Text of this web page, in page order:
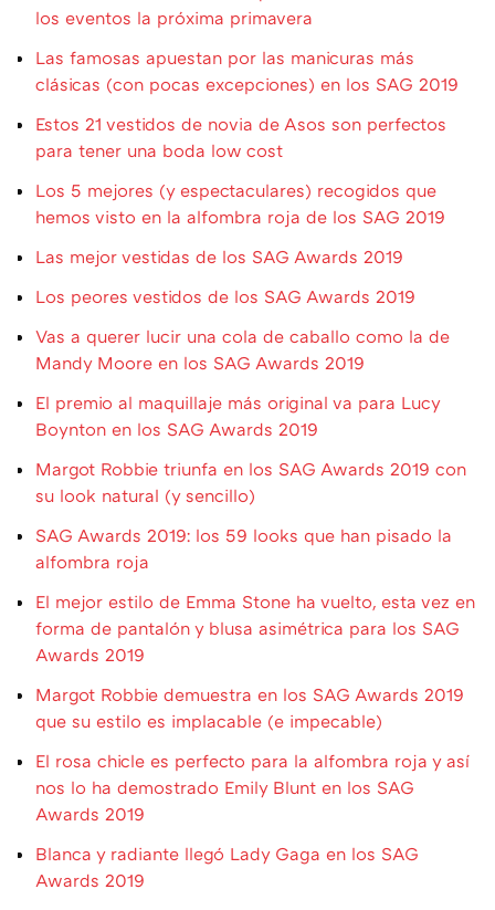
los eventos la próxima primavera
Las famosas apuestan por las manicuras más
clásicas (con pocas excepciones) en los SAG 2019
Estos 21 vestidos de novia de Asos son perfectos
para tener una boda low cost
Los 5 mejores (y espectaculares) recogidos que
hemos visto en la alfombra roja de los SAG 2019
Las mejor vestidas de los SAG Awards 2019
Los peores vestidos de los SAG Awards 2019
Vas a querer lucir una cola de caballo como la de
Mandy Moore en los SAG Awards 2019
El premio al maquillaje más original va para Lucy
Boynton en los SAG Awards 2019
Margot Robbie triunfa en los SAG Awards 2019 con
su look natural (y sencillo)
SAG Awards 2019: los 59 looks que han pisado la
alfombra roja
El mejor estilo de Emma Stone ha vuelto, esta vez en
forma de pantalón y blusa asimétrica para los SAG
Awards 2019
Margot Robbie demuestra en los SAG Awards 2019
que su estilo es implacable (e impecable)
El rosa chicle es perfecto para la alfombra roja y así
nos lo ha demostrado Emily Blunt en los SAG
Awards 2019
Blanca y radiante llegó Lady Gaga en los SAG
Awards 2019